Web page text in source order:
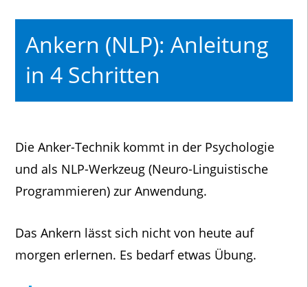
Ankern (NLP): Anleitung
in 4 Schritten
Die Anker-Technik kommt in der Psychologie
und als NLP-Werkzeug (Neuro-Linguistische
Programmieren) zur Anwendung.
Das Ankern lässt sich nicht von heute auf
morgen erlernen. Es bedarf etwas Übung.